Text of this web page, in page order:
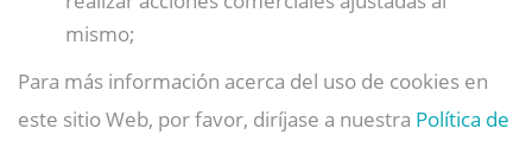
mismo;
Para más información acerca del uso de cookies en
este sitio Web, por favor, diríjase a nuestra Política de